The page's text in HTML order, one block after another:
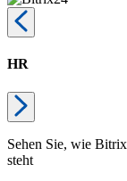
HR
Sehen Sie, wie
steht